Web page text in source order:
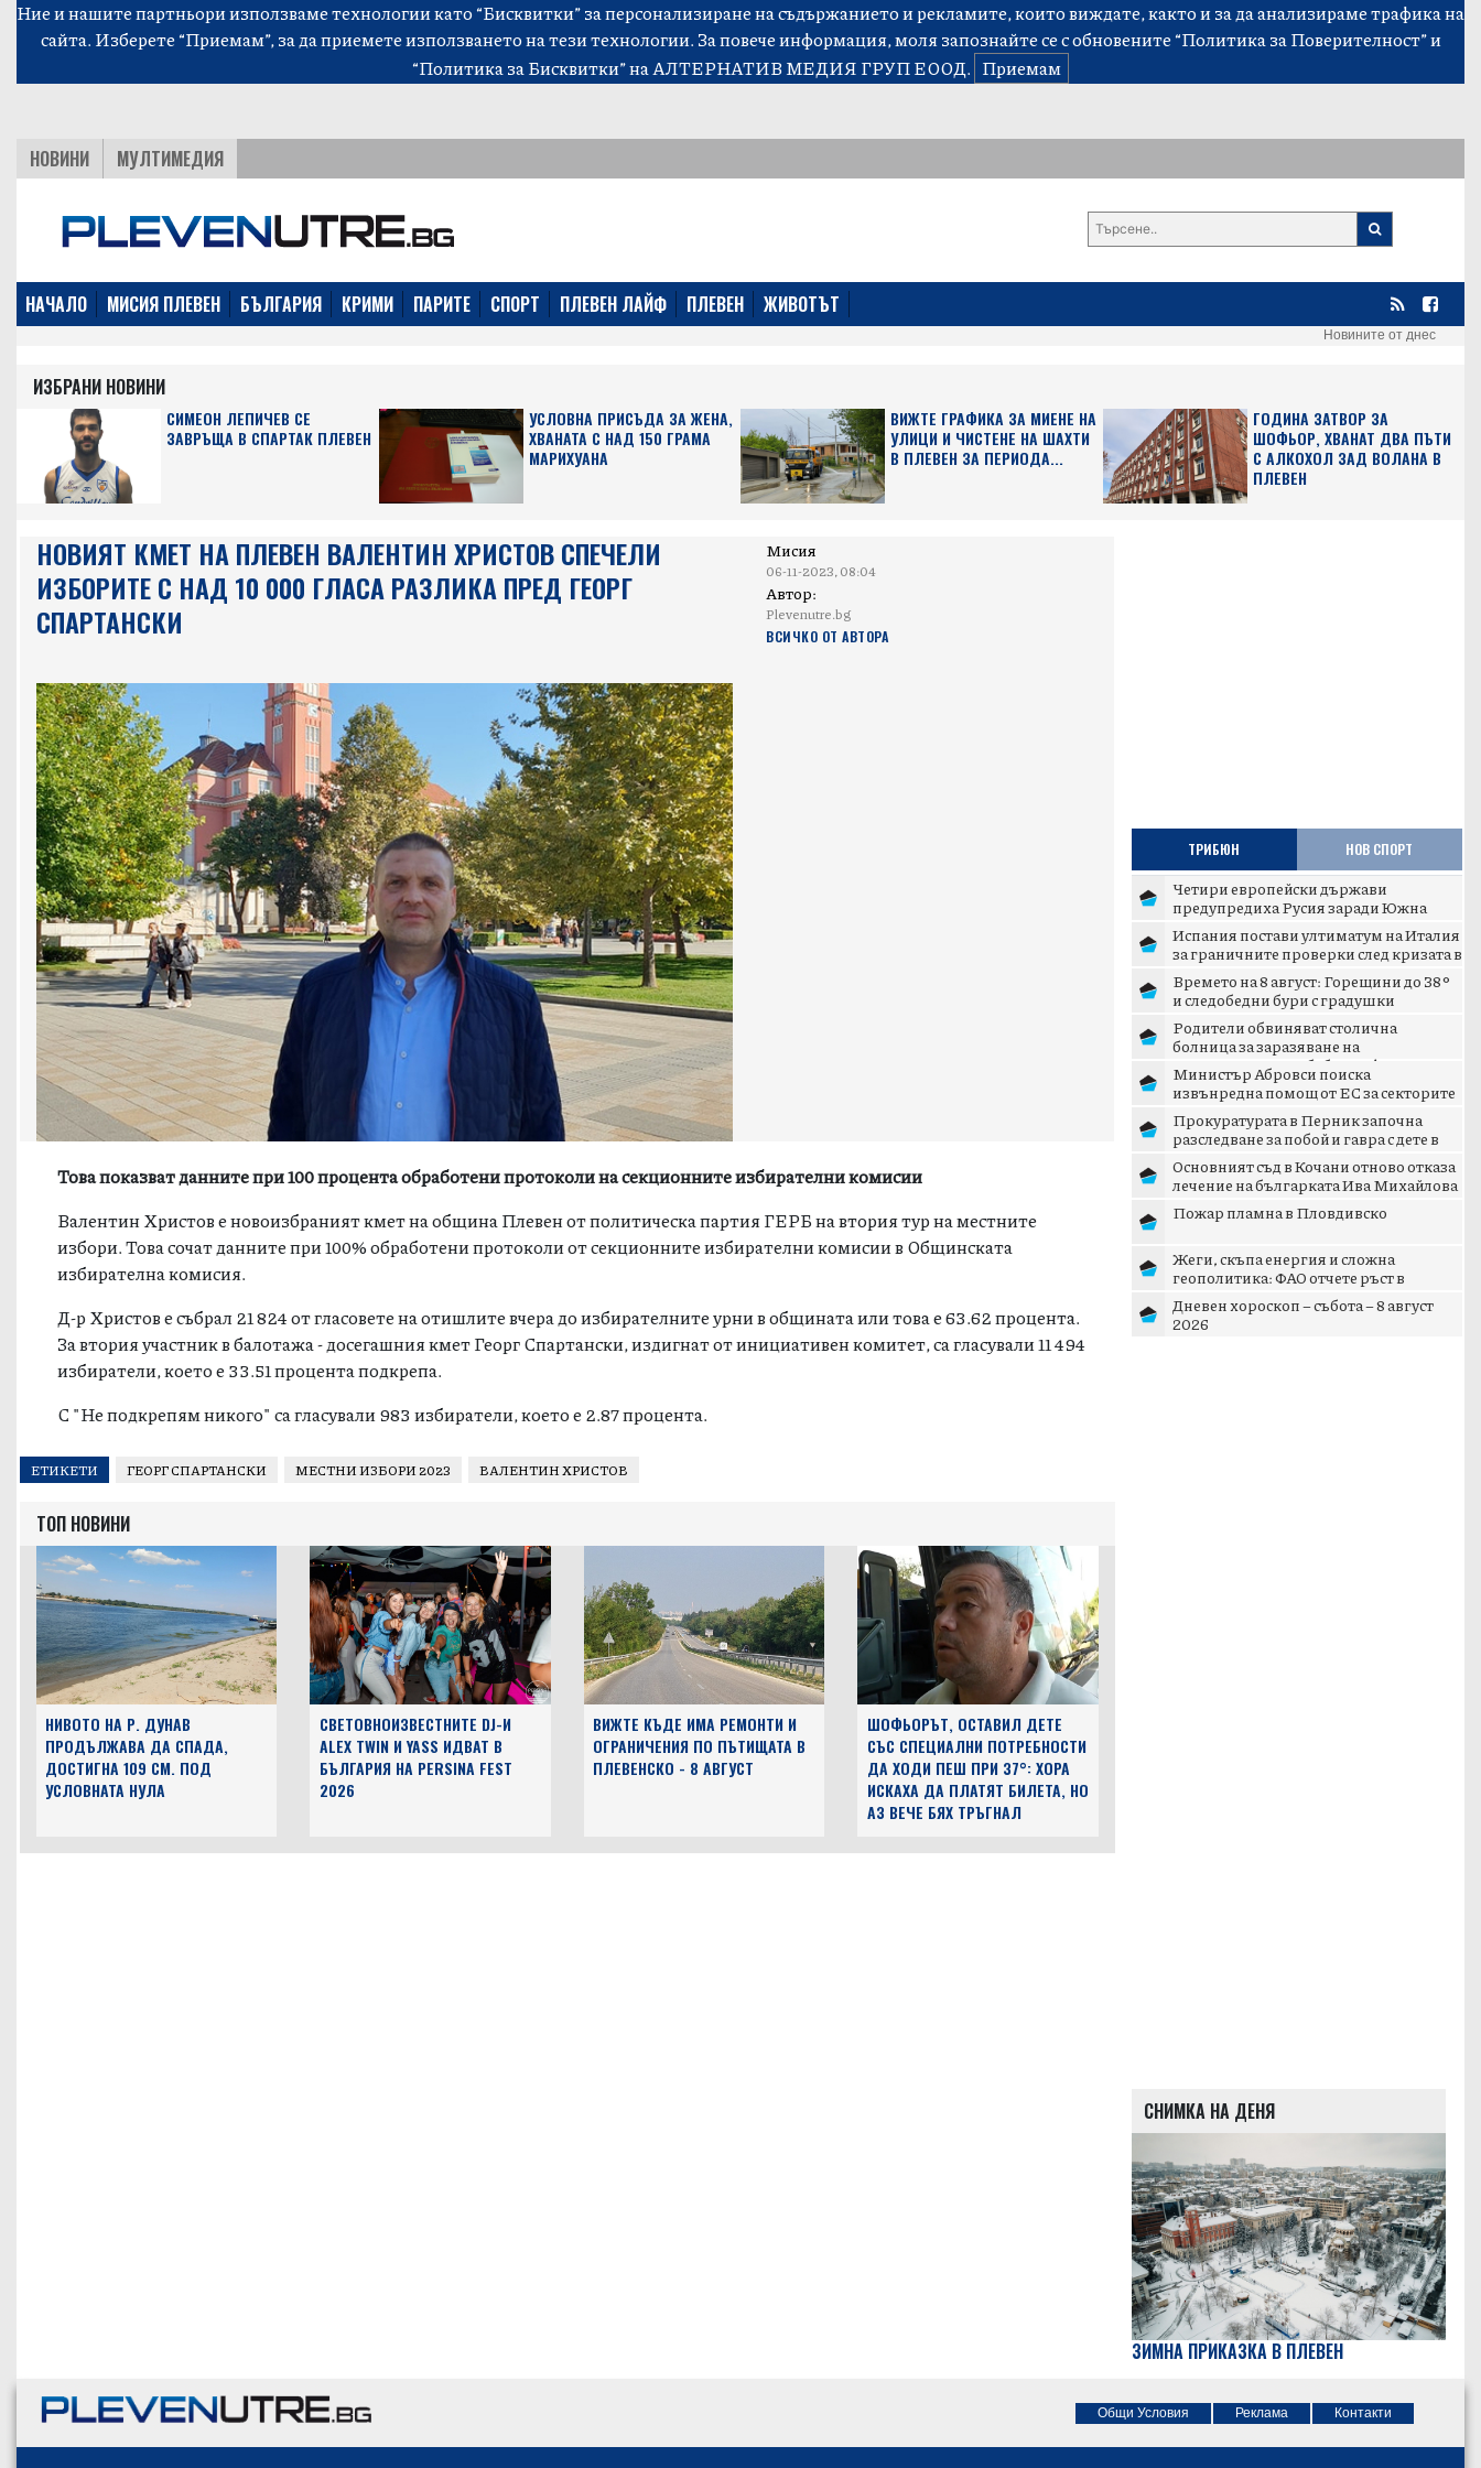
Ние и нашите партньори използваме технологии като “Бисквитки” за персонализиране на съдържанието и рекламите, които виждате, както и за да анализираме трафика на
сайта. Изберете “Приемам”, за да приемете използването на тези технологии. За повече информация, моля запознайте се с обновените“Политика за Поверителност”и
“Политика за Бисквитки”на АЛТЕРНАТИВ МЕДИЯ ГРУП ЕООД. Приемам
НОВИНИ МУЛТИМЕДИЯ
НАЧАЛО МИСИЯ ПЛЕВЕН БЪЛГАРИЯ КРИМИ ПАРИТЕ СПОРТ ПЛЕВЕН ЛАЙФ ПЛЕВЕН ЖИВОТЪТ
Новините от днес
ИЗБРАНИ НОВИНИ
СИМЕОН ЛЕПИЧЕВ СЕ
ЗАВРЪЩА В СПАРТАК ПЛЕВЕН
УСЛОВНА ПРИСЪДА ЗА ЖЕНА,
ХВАНАТА С НАД 150 ГРАМА
МАРИХУАНА
ВИЖТЕ ГРАФИКА ЗА МИЕНЕ НА
УЛИЦИ И ЧИСТЕНЕ НА ШАХТИ
В ПЛЕВЕН ЗА ПЕРИОДА...
ГОДИНА ЗАТВОР ЗА
ШОФЬОР, ХВАНАТ ДВА ПЪТИ
С АЛКОХОЛ ЗАД ВОЛАНА В
ПЛЕВЕН
НОВИЯТ КМЕТ НА ПЛЕВЕН ВАЛЕНТИН ХРИСТОВ СПЕЧЕЛИ
ИЗБОРИТЕ С НАД 10 000 ГЛАСА РАЗЛИКА ПРЕД ГЕОРГ
СПАРТАНСКИ
Мисия
06-11-2023, 08:04
Автор:
Plevenutre.bg
ВСИЧКО ОТ АВТОРА
Това показват данните при 100 процента обработени протоколи на секционните избирателни комисии
Валентин Христов е новоизбраният кмет на община Плевен от политическа партия ГЕРБ на втория тур на местните
избори. Това сочат данните при 100% обработени протоколи от секционните избирателни комисии в Общинската
избирателна комисия.
Д-р Христов е събрал 21 824 от гласовете на отишлите вчера до избирателните урни в общината или това е 63.62 процента.
За втория участник в балотажа - досегашния кмет Георг Спартански, издигнат от инициативен комитет, са гласували 11 494
избиратели, което е 33.51 процента подкрепа.
С "Не подкрепям никого" са гласували 983 избиратели, което е 2.87 процента.
ЕТИКЕТИ ГЕОРГ СПАРТАНСКИ МЕСТНИ ИЗБОРИ 2023 ВАЛЕНТИН ХРИСТОВ
ТОП НОВИНИ
НИВОТО НА Р. ДУНАВ
ПРОДЪЛЖАВА ДА СПАДА,
ДОСТИГНА 109 СМ. ПОД
УСЛОВНАТА НУЛА
СВЕТОВНОИЗВЕСТНИТЕ DJ-И
ALEX TWIN И YASS ИДВАТ В
БЪЛГАРИЯ НА PERSINA FEST
2026
ВИЖТЕ КЪДЕ ИМА РЕМОНТИ И
ОГРАНИЧЕНИЯ ПО ПЪТИЩАТА В
ПЛЕВЕНСКО - 8 АВГУСТ
ШОФЬОРЪТ, ОСТАВИЛ ДЕТЕ
СЪС СПЕЦИАЛНИ ПОТРЕБНОСТИ
ДА ХОДИ ПЕШ ПРИ 37°: ХОРА
ИСКАХА ДА ПЛАТЯТ БИЛЕТА, НО
АЗ ВЕЧЕ БЯХ ТРЪГНАЛ
ТРИБЮН НОВ СПОРТ
Четири европейски държави
предупредиха Русия заради Южна
Осетия
Испания постави ултиматум на Италия
за граничните проверки след кризата в
Сеута
Времето на 8 август: Горещини до 38°
и следобедни бури с градушки
Родители обвиняват столична
болница за заразяване на
новороденото им бебе с инфекция
Министър Абровси поиска
извънредна помощ от ЕС за секторите
млекопроизводство и свиневъдст...
Прокуратурата в Перник започна
разследване за побой и гавра с дете в
Радомир
Основният съд в Кочани отново отказа
лечение на българката Ива Михайлова
Пожар пламна в Пловдивско
Жеги, скъпа енергия и сложна
геополитика: ФАО отчете ръст в
световните цени на храните
Дневен хороскоп – събота – 8 август
2026
СНИМКА НА ДЕНЯ
ЗИМНА ПРИКАЗКА В ПЛЕВЕН
Общи Условия Реклама Контакти